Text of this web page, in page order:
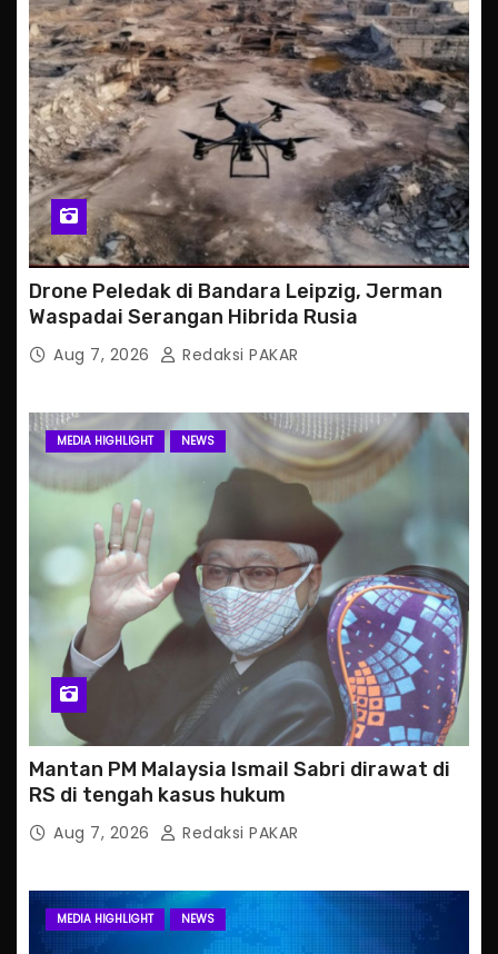
Drone Peledak di Bandara Leipzig, Jerman
Waspadai Serangan Hibrida Rusia
Aug 7, 2026 Redaksi PAKAR
MEDIA HIGHLIGHT NEWS
Mantan PM Malaysia Ismail Sabri dirawat di
RS di tengah kasus hukum
Aug 7, 2026 Redaksi PAKAR
MEDIA HIGHLIGHT NEWS